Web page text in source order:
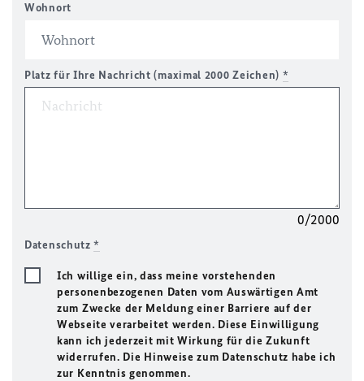
Wohnort
Platz für Ihre Nachricht (maximal 2000 Zeichen) *
0/2000
Datenschutz*
Ich willige ein, dass meine vorstehenden
personenbezogenen Daten vom Auswärtigen Amt
zum Zwecke der Meldung einer Barriere auf der
Webseite verarbeitet werden. Diese Einwilligung
kann ich jederzeit mit Wirkung für die Zukunft
widerrufen. Die Hinweise zum Datenschutz habe ich
zur Kenntnis genommen.